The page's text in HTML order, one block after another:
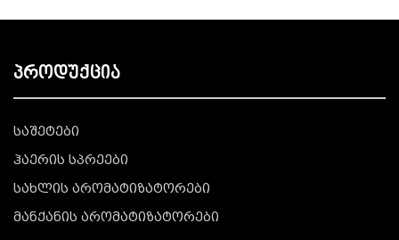
პროდუქცია
საშეტები
ჰაერის სპრეები
სახლის არომატიზატორები
მანქანის არომატიზატორები